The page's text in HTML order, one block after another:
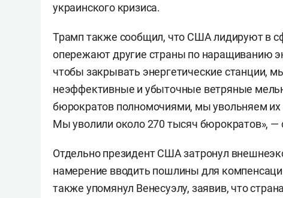
украинского кризиса.
Трамп также сообщил, что США лидируют в
опережают другие страны по наращиванию
чтобы закрывать энергетические станции,
неэффективные и убыточные ветряные
бюрократов полномочиями, мы увольняем их
Мы уволили около 270 тысяч бюрократов», —
Отдельно президент США затронул
намерение вводить пошлины для
также упомянул Венесуэлу, заявив, что